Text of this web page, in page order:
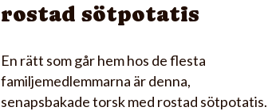
rostad sötpotatis
En rätt som går hem hos de flesta
familjemedlemmarna är denna,
senapsbakade torsk med rostad sötpotatis.